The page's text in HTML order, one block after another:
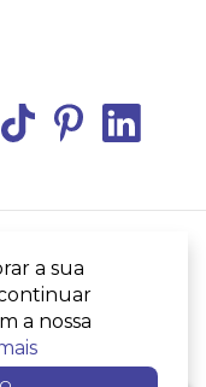
AUTORAL
Todos os direitos
a sua
a nossa